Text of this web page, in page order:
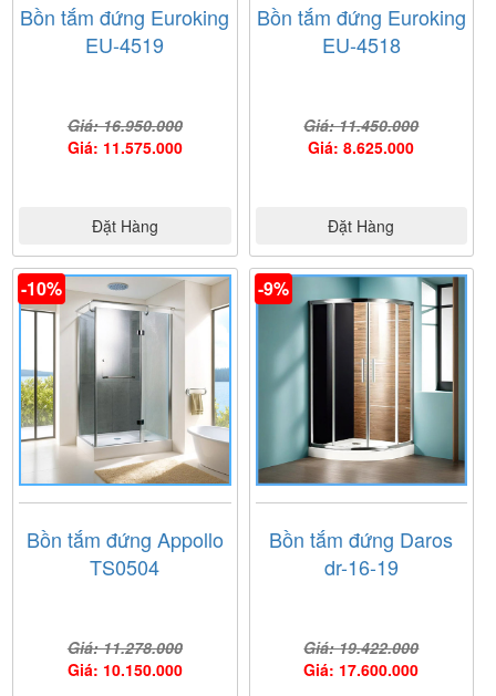
Bồn tắm đứng Euroking
EU-4519
Giá: 16.950.000
Giá: 11.575.000
Đặt Hàng
Bồn tắm đứng Euroking
EU-4518
Giá: 11.450.000
Giá: 8.625.000
Đặt Hàng
-10%
Bồn tắm đứng Appollo
TS0504
Giá: 11.278.000
Giá: 10.150.000
-9%
Bồn tắm đứng Daros
dr-16-19
Giá: 19.422.000
Giá: 17.600.000